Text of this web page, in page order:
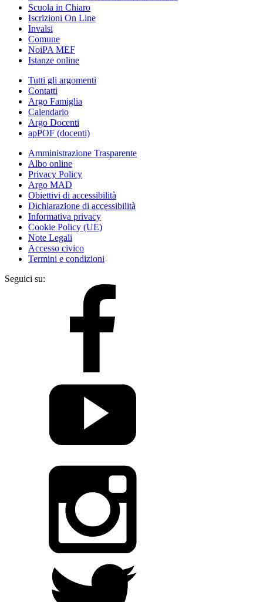
Scuola in Chiaro
Iscrizioni On Line
Invalsi
Comune
NoiPA MEF
Istanze online
Tutti gli argomenti
Contatti
Argo Famiglia
Calendario
Argo Docenti
apPOF (docenti)
Amministrazione Trasparente
Albo online
Privacy Policy
Argo MAD
Obiettivi di accessibilità
Dichiarazione di accessibilità
Informativa privacy
Cookie Policy (UE)
Note Legali
Accesso civico
Termini e condizioni
Seguici su: